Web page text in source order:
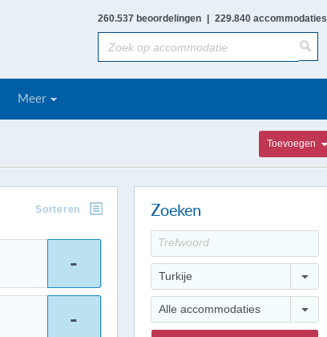
260.537 beoordelingen 229.840 accommodaties
Meer
Toevoegen
Sorteren
-
-
Zoeken
Turkije
Alle accommodaties